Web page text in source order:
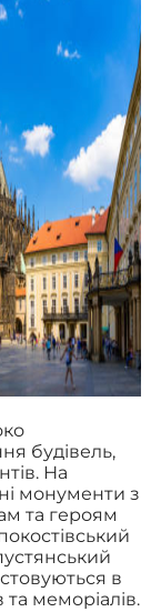
будівель,
На
монументи з
та героям
в
меморіалів.